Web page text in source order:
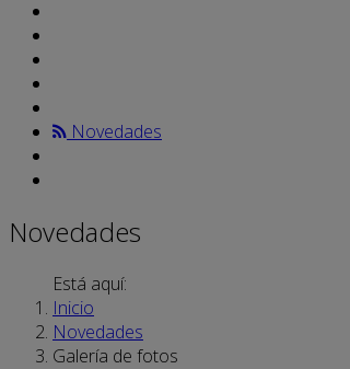
Novedades
Novedades
Está aquí:
Inicio
Novedades
Galería de fotos